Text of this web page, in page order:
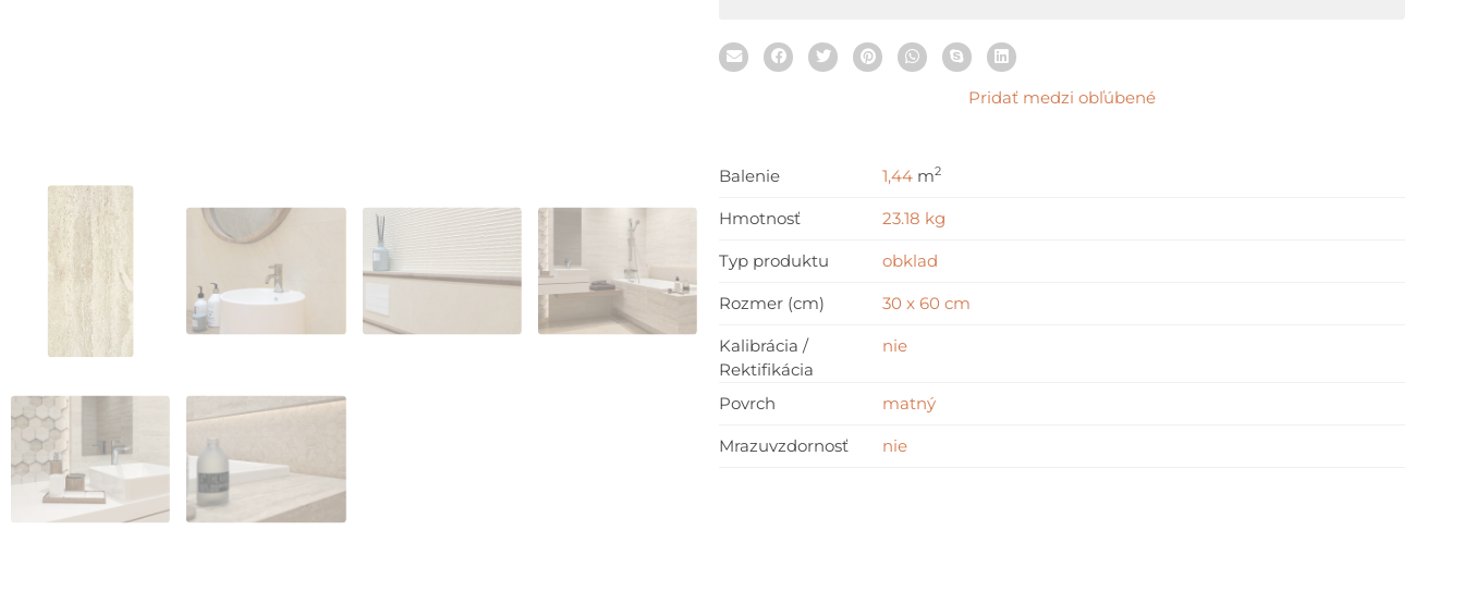
Pridať medzi obľúbené
Balenie 1,44 m2
Hmotnosť 23.18 kg
Typ produktu obklad
Rozmer (cm) 30 x 60 cm
Kalibrácia /
Rektifikácia
nie
Povrch matný
Mrazuvzdornosť nie